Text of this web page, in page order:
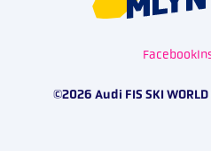
Facebook
©2026 Audi FIS SKI WORLD